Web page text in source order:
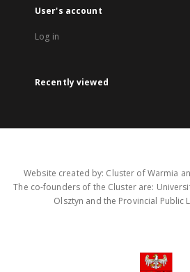
User's account
Log in
Recently viewed
Website created by: Cluster of Warmia
The co-founders of the Cluster are:
Olsztyn and the Provincial Public